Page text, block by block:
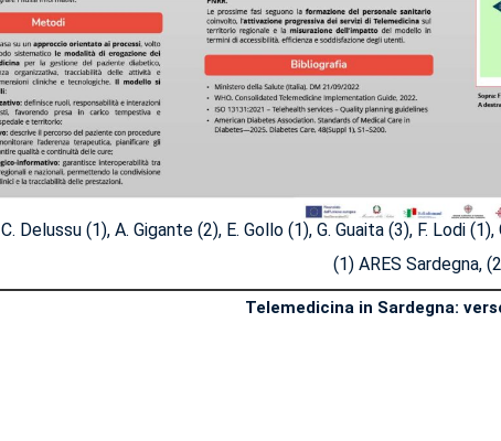
C. Delussu (1), A. Gigante (2), E. Gollo (1), G. Guaita (3), F. Lodi
(1) ARES Sardegna,
Telemedicina in Sardegna: